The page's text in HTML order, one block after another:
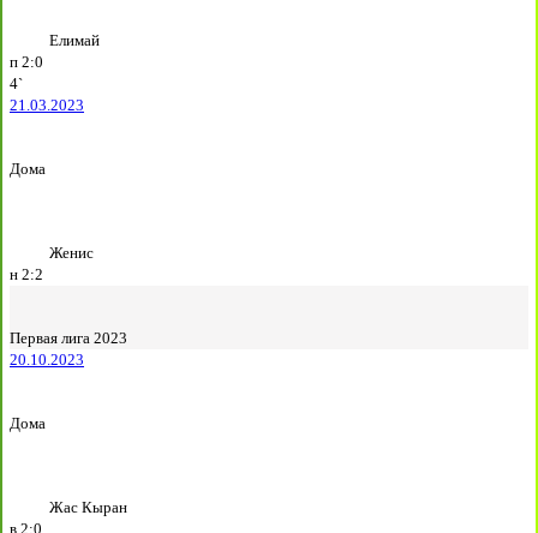
Елимай
п 2:0
4`
21.03.2023
Дома
Женис
н 2:2
Первая лига 2023
20.10.2023
Дома
Жас Кыран
в 2:0